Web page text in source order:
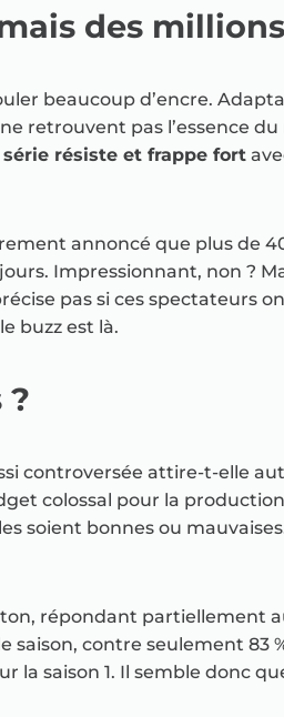
des
beaucoup d’encre.
retrouvent pas l’essence
série résiste et frappe fort
annoncé que plus de
Impressionnant, non ?
pas si ces spectateurs
buzz est là.
?
controversée attire-t-elle
colossal pour la
soient bonnes ou
répondant partiellement
saison, contre seulement 83
la saison 1. Il semble donc